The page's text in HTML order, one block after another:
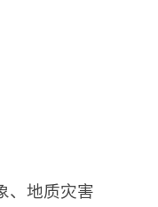
、地质灾害